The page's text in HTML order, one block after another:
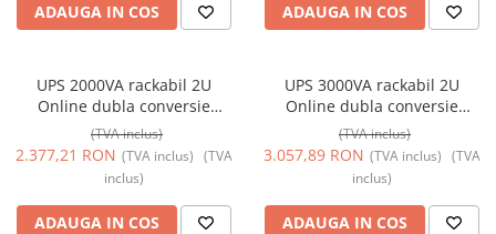
ADAUGA IN COS ADAUGA IN COS
UPS 2000VA rackabil 2U
Online dubla conversie
management 1 schuko + 4 IEC
TED Electric TED004055
(TVA inclus)
2.377,21 RON (TVA inclus) (TVA
inclus)
ADAUGA IN COS
UPS 3000VA rackabil 2U
Online dubla conversie
management 1 schuko + 4 IEC
TED Electric TED004062
(TVA inclus)
3.057,89 RON (TVA inclus) (TVA
inclus)
ADAUGA IN COS